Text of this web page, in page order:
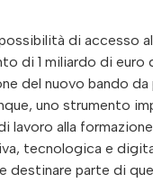
di accesso
di 1 miliardo di
del nuovo bando da
uno strumento
lavoro alla
tecnologica e
destinare parte di